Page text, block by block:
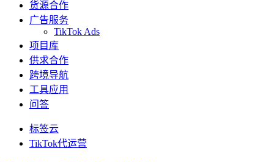
货源合作
广告服务
TikTok Ads
项目库
供求合作
跨境导航
工具应用
问答
标签云
TikTok代运营